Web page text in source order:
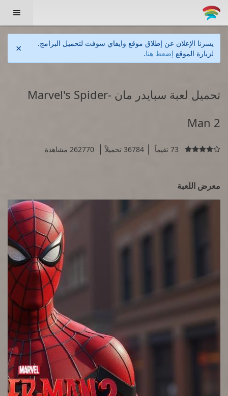

يسرنا الإعلان عن إطلاق موقع وايفاي سوفت لتحميل البرامج.
لزيارة الموقع إضعط هنا.
×
تحميل لعبة سبايدر مان Marvel's Spider-
Man 2
 73 تقيماً 36784 تحميلاً 262770 مشاهدة
معرض اللعبة